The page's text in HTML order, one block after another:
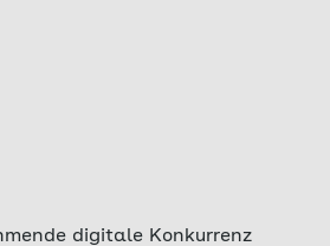
digitale Konkurrenz